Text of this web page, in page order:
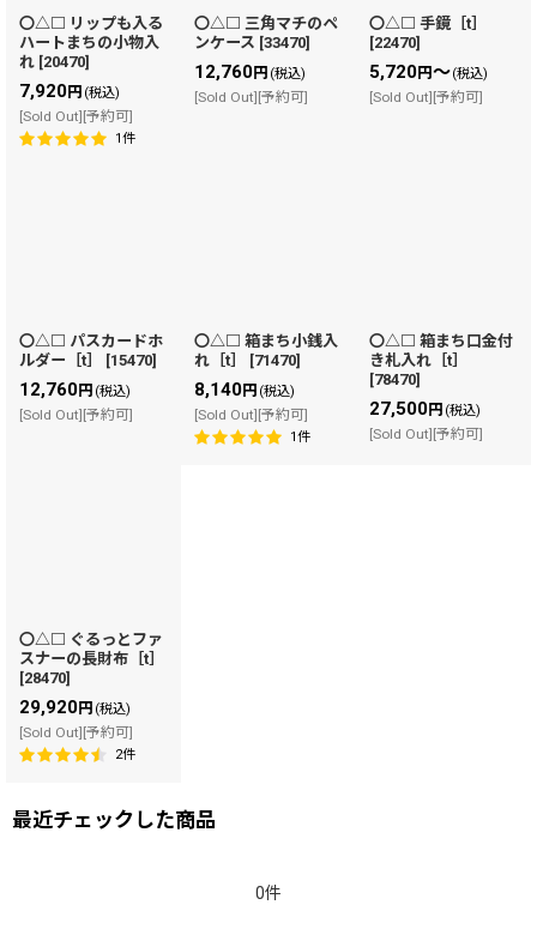
〇△□ リップも入る
ハートまちの小物入
れ [20470]
7,920円 (税込)
[Sold Out][予約可]
1件
〇△□ 三角マチのペ
ンケース [33470]
12,760円 (税込)
[Sold Out][予約可]
〇△□ 手鏡［t］
[22470]
5,720円～(税込)
[Sold Out][予約可]
〇△□ パスカードホ
ルダー［t］
[15470]
12,760円 (税込)
[Sold Out][予約可]
〇△□ 箱まち小銭入
れ［t］
[71470]
8,140円 (税込)
[Sold Out][予約可]
1件
〇△□ 箱まち口金付
き札入れ［t］
[78470]
27,500円 (税込)
[Sold Out][予約可]
〇△□ ぐるっとファ
スナーの長財布［t］
[28470]
29,920円 (税込)
[Sold Out][予約可]
2件
最近チェックした商品
0件